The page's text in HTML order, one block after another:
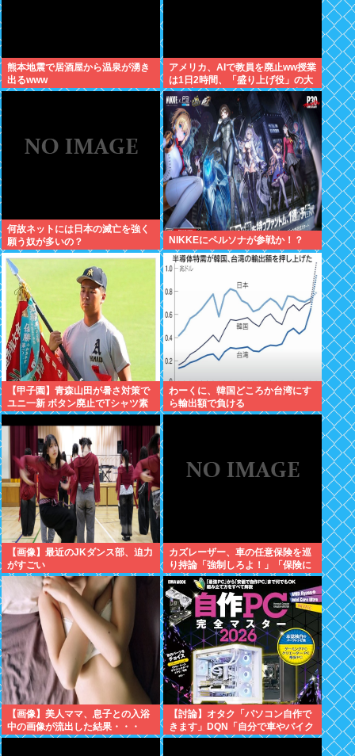
熊本地震で居酒屋から温泉が湧き
出るwww
アメリカ、AIで教員を廃止ww授業
は1日2時間、「盛り上げ役」の大
人が褒めてやる気を伸ばし学力大
幅アップ
何故ネットには日本の滅亡を強く
願う奴が多いの？
NIKKEにペルソナが参戦か！？
【甲子園】青森山田が暑さ対策で
ユニ一新 ボタン廃止でTシャツ素
材www
わーくに、韓国どころか台湾にす
ら輸出額で負ける
【画像】最近のJKダンス部、迫力
がすごい
カズレーザー、車の任意保険を巡
り持論「強制しろよ！」「保険に
も入れないヤツは運転すんなよ」
【画像】美人ママ、息子との入浴
中の画像が流出した結果・・・
【討論】オタク「パソコン自作で
きます」DQN「自分で車やバイク
いじれます」